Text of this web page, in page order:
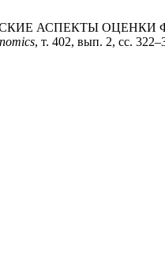
АСПЕКТЫ
, т. 402, вып. 2, сс.